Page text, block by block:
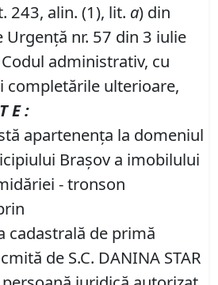
243, alin. (1), lit. a) din
Urgență nr. 57 din 3 iulie
administrativ, cu
completările ulterioare,
E :
apartenenţa la domeniul
Braşov a imobilului
- tronson
cadastrală de primă
de S.C. DANINA STAR